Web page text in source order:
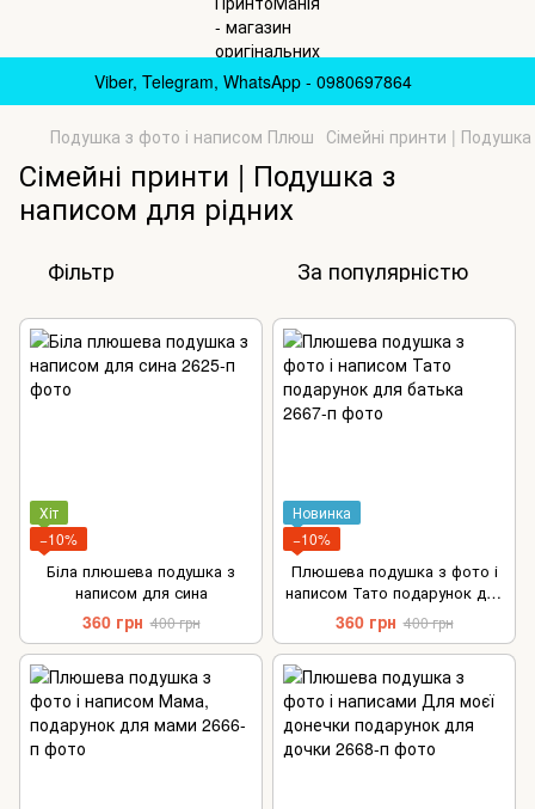
Viber, Telegram, WhatsApp - 0980697864
Подушка з фото і написом Плюш Сімейні принти |
Сімейні принти | Подушка з
написом для рідних
Фільтр За популярністю
Хіт
−10%
Біла плюшева подушка з
написом для сина
360 грн 400 грн
Новинка
−10%
Плюшева подушка з фото і
написом Тато подарунок для
батька
360 грн 400 грн